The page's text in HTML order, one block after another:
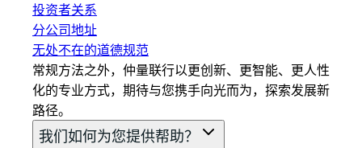
投资者关系
分公司地址
无处不在的道德规范
常规方法之外，仲量联行以更创新、更智能、更人性
化的专业方式，期待与您携手向光而为，探索发展新
路径。
我们如何为您提供帮助？